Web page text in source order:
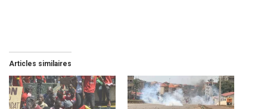
Articles similaires